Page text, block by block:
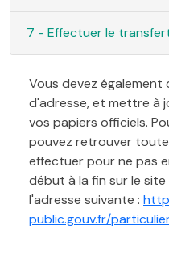
7 - Effectuer le
Vous devez
d'adresse, et mettre à
vos papiers officiels.
pouvez retrouver
effectuer pour ne pas
début à la fin sur le
l'adresse suivante :
public.gouv.fr/